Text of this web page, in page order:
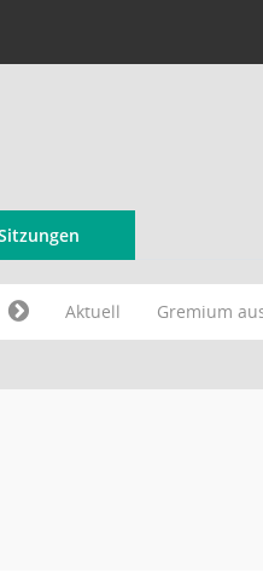
Aktuell Gremium